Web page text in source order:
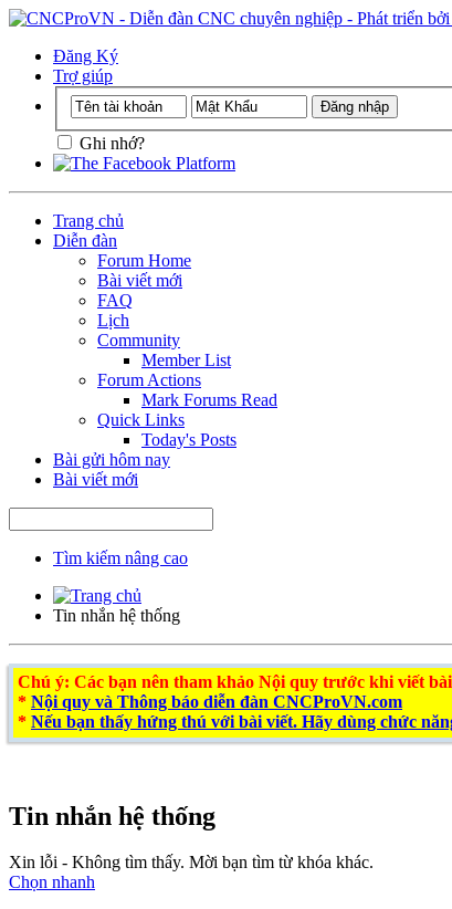
Đăng Ký
Trợ giúp
Ghi nhớ?
Trang chủ
Diễn đàn
Forum Home
Bài viết mới
FAQ
Lịch
Community
Member List
Forum Actions
Mark Forums Read
Quick Links
Today's Posts
Bài gửi hôm nay
Bài viết mới
Tìm kiếm nâng cao
Tin nhắn hệ thống
Chú ý: Các bạn nên tham khảo Nội quy trước khi viết
* Nội quy và Thông báo diễn đàn CNCProVN.com
* Nếu bạn thấy hứng thú với bài viết. Hãy dùng chức
Tin nhắn hệ thống
Xin lỗi - Không tìm thấy. Mời bạn tìm từ khóa khác.
Chọn nhanh